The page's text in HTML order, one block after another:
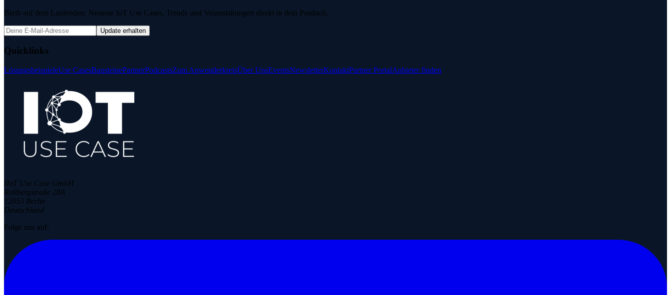
Bleib auf dem Laufenden: Neueste IoT Use Cases, Trends und Veranstaltungen direkt in dein Postfach.
Update erhalten
Quicklinks
LösungsbeispieleUse CasesBausteinePartnerPodcastsZum AnwenderkreisÜber UnsEventsNewsletterKontaktPartner PortalAnbieter finden
IIoT Use Case GmbH
Rollbergstraße 28A
12053 Berlin
Deutschland
Folge uns auf: